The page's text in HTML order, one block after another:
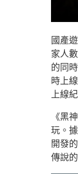
國產
家人
的同
時上
上線
《黑
玩。
開發
傳說